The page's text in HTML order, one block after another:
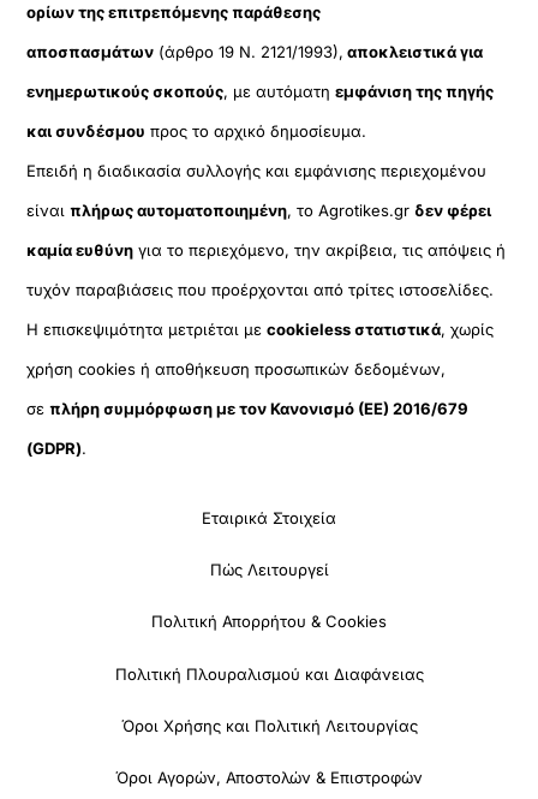
ορίων της επιτρεπόμενης παράθεσης
αποσπασμάτων (άρθρο 19 Ν. 2121/1993), αποκλειστικά για
ενημερωτικούς σκοπούς, με αυτόματηεμφάνιση της πηγής
και συνδέσμου προς το αρχικό δημοσίευμα.
Επειδή η διαδικασία συλλογής και εμφάνισης περιεχομένου
είναιπλήρως αυτοματοποιημένη, το Agrotikes.gr δεν φέρει
καμία ευθύνη για το περιεχόμενο, την ακρίβεια, τις απόψεις ή
τυχόν παραβιάσεις που προέρχονται από τρίτες ιστοσελίδες.
Η επισκεψιμότητα μετριέται μεcookieless στατιστικά, χωρίς
χρήση cookies ή αποθήκευση προσωπικών δεδομένων,
σεπλήρη συμμόρφωση με τον Κανονισμό (ΕΕ) 2016/679
(GDPR).
Εταιρικά Στοιχεία
Πώς Λειτουργεί
Πολιτική Απορρήτου & Cookies
Πολιτική Πλουραλισμού και Διαφάνειας
Όροι Χρήσης και Πολιτική Λειτουργίας
Όροι Αγορών, Αποστολών & Επιστροφών